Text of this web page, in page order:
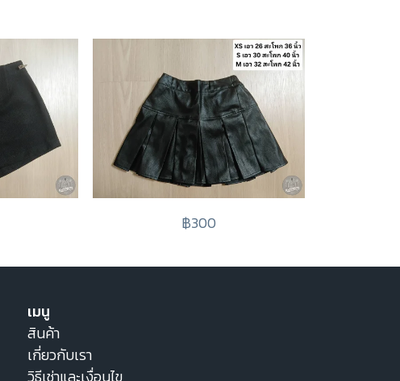
฿300
เมนู
สินค้า
เกี่ยวกับเรา
วิธีเช่าและเงื่อนไข